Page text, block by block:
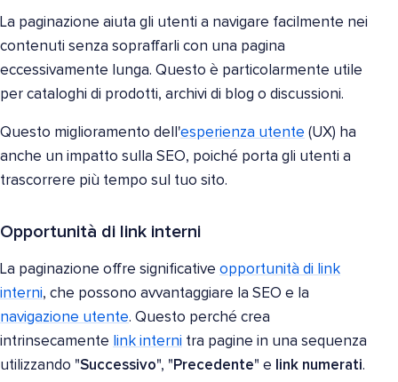
La paginazione aiuta gli utenti a navigare facilmente nei
contenuti senza sopraffarli con una pagina
eccessivamente lunga. Questo è particolarmente utile
per cataloghi di prodotti, archivi di blog o discussioni.
Questo miglioramento dell'esperienza utente (UX) ha
anche un impatto sulla SEO, poiché porta gli utenti a
trascorrere più tempo sul tuo sito.
Opportunità di link interni
La paginazione offre significative opportunità di link
interni, che possono avvantaggiare la SEO e la
navigazione utente. Questo perché crea
intrinsecamente link interni tra pagine in una sequenza
utilizzando "Successivo", "Precedente" e link numerati.